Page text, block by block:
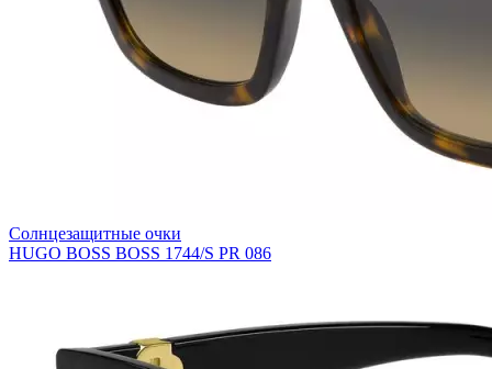
Солнцезащитные очки
HUGO BOSS BOSS 1744/S PR 086